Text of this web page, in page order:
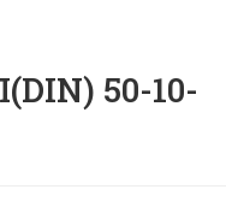
50-10-